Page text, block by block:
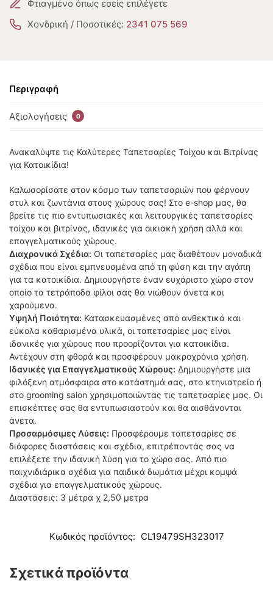
Φτιαγμένο όπως εσείς επιλέγετε
Χονδρική / Ποσοτικές: 2341 075 569
Περιγραφή
Αξιολογήσεις 0
Ανακαλύψτε τις Καλύτερες Ταπετσαρίες Τοίχου και Βιτρίνας
για Κατοικίδια!
Καλωσορίσατε στον κόσμο των ταπετσαριών που φέρνουν
στυλ και ζωντάνια στους χώρους σας! Στο e-shop μας, θα
βρείτε τις πιο εντυπωσιακές και λειτουργικές ταπετσαρίες
τοίχου και βιτρίνας, ιδανικές για οικιακή χρήση αλλά και
επαγγελματικούς χώρους.
Διαχρονικά Σχέδια: Οι ταπετσαρίες μας διαθέτουν μοναδικά
σχέδια που είναι εμπνευσμένα από τη φύση και την αγάπη
για τα κατοικίδια. Δημιουργήστε έναν ευχάριστο χώρο στον
οποίο τα τετράποδα φίλοι σας θα νιώθουν άνετα και
χαρούμενα.
Υψηλή Ποιότητα: Κατασκευασμένες από ανθεκτικά και
εύκολα καθαρισμένα υλικά, οι ταπετσαρίες μας είναι
ιδανικές για χώρους που προορίζονται για κατοικίδια.
Αντέχουν στη φθορά και προσφέρουν μακροχρόνια χρήση.
Ιδανικές για Επαγγελματικούς Χώρους: Δημιουργήστε μια
φιλόξενη ατμόσφαιρα στο κατάστημά σας, στο κτηνιατρείο ή
στο grooming salon χρησιμοποιώντας τις ταπετσαρίες μας. Οι
επισκέπτες σας θα εντυπωσιαστούν και θα αισθάνονται
άνετα.
Προσαρμόσιμες Λύσεις: Προσφέρουμε ταπετσαρίες σε
διάφορες διαστάσεις και σχέδια, επιτρέποντάς σας να
επιλέξετε την ιδανική λύση για το χώρο σας. Από πιο
παιχνιδιάρικα σχέδια για παιδικά δωμάτια μέχρι κομψά
σχέδια για επαγγελματικούς χώρους.
Διαστάσεις: 3 μέτρα χ 2,50 μετρα
Κωδικός προϊόντος: CL19479SH323017
Σχετικά προϊόντα